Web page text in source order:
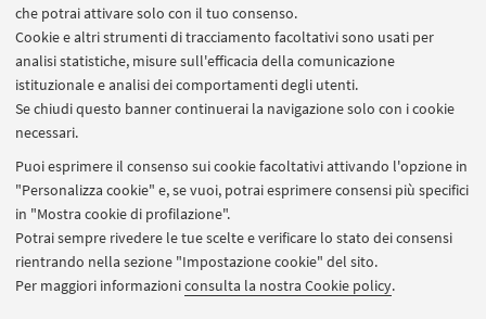
che potrai attivare solo con il tuo consenso.
Cookie e altri strumenti di tracciamento facoltativi sono usati per
analisi statistiche, misure sull'efficacia della comunicazione
istituzionale e analisi dei comportamenti degli utenti.
Se chiudi questo banner continuerai la navigazione solo con i cookie
necessari.
Puoi esprimere il consenso sui cookie facoltativi attivando l'opzione in
"Personalizza cookie" e, se vuoi, potrai esprimere consensi più specifici
in "Mostra cookie di profilazione".
Potrai sempre rivedere le tue scelte e verificare lo stato dei consensi
rientrando nella sezione "Impostazione cookie" del sito.
Per maggiori informazioniconsulta la nostra Cookie policy.
dell’inizio.
NEL FRATTEMPO, SCOPRI DI PIU' SUL SITO WEB
DEL CORSO PRESENTATO
Progettazione e gestione dell'intervento educativo
nel disagio sociale - Bologna
Progettazione e gestione dell'intervento educativo
nel disagio sociale - Rimini
CONTATTI